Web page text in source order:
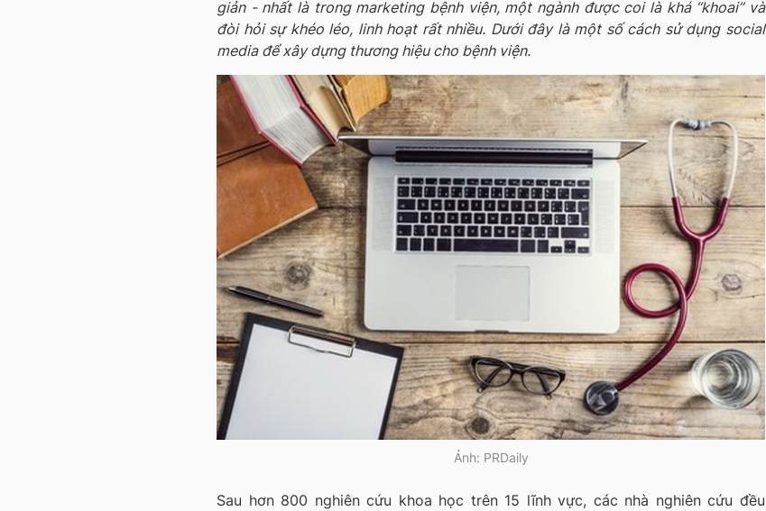
giản - nhất là trong marketing bệnh viện, một ngành được coi là khá “khoai” và
đòi hỏi sự khéo léo, linh hoạt rất nhiều. Dưới đây là một số cách sử dụng social
media để xây dựng thương hiệu cho bệnh viện.
Ảnh: PRDaily
Sau hơn 800 nghiên cứu khoa học trên 15 lĩnh vực, các nhà nghiên cứu đều